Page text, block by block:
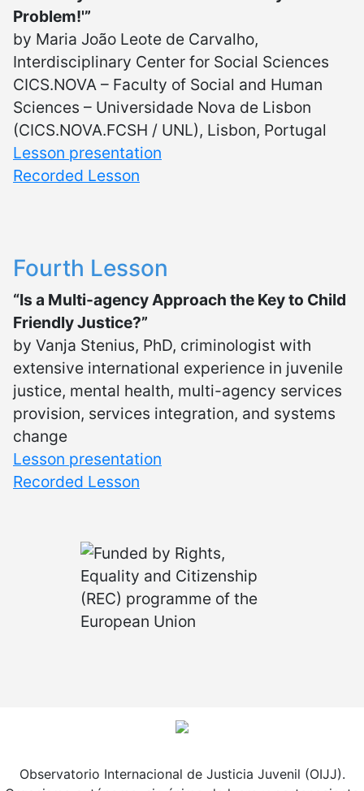
Problem!'”
by Maria João Leote de Carvalho,
Interdisciplinary Center for Social Sciences
CICS.NOVA – Faculty of Social and Human
Sciences – Universidade Nova de Lisbon
(CICS.NOVA.FCSH / UNL), Lisbon, Portugal
Lesson presentation
Recorded Lesson
Fourth Lesson
“Is a Multi-agency Approach the Key to Child
Friendly Justice?”
by Vanja Stenius, PhD, criminologist with
extensive international experience in juvenile
justice, mental health, multi-agency services
provision, services integration, and systems
change
Lesson presentation
Recorded Lesson
Observatorio Internacional de Justicia Juvenil (OIJJ).